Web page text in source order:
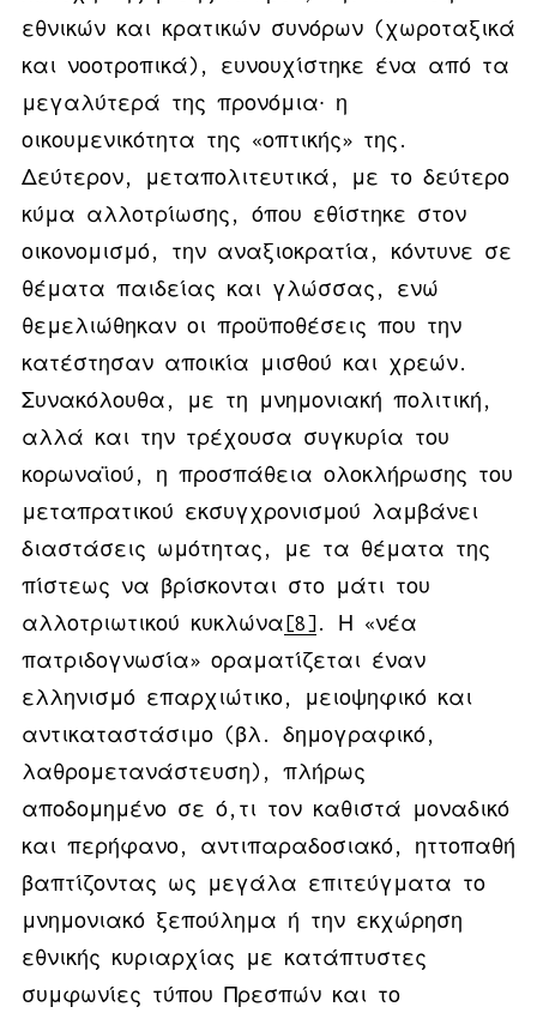
εθνικών και κρατικών συνόρων (χωροταξικά
και νοοτροπικά), ευνουχίστηκε ένα από τα
μεγαλύτερά της προνόμια∙ η
οικουμενικότητα της «οπτικής» της.
Δεύτερον, μεταπολιτευτικά, με το δεύτερο
κύμα αλλοτρίωσης, όπου εθίστηκε στον
οικονομισμό, την αναξιοκρατία, κόντυνε σε
θέματα παιδείας και γλώσσας, ενώ
θεμελιώθηκαν οι προϋποθέσεις που την
κατέστησαν αποικία μισθού και χρεών.
Συνακόλουθα, με τη μνημονιακή πολιτική,
αλλά και την τρέχουσα συγκυρία του
κορωναϊού, η προσπάθεια ολοκλήρωσης του
μεταπρατικού εκσυγχρονισμού λαμβάνει
διαστάσεις ωμότητας, με τα θέματα της
πίστεως να βρίσκονται στο μάτι του
αλλοτριωτικού κυκλώνα [8] . Η «νέα
πατριδογνωσία» οραματίζεται έναν
ελληνισμό επαρχιώτικο, μειοψηφικό και
αντικαταστάσιμο (βλ. δημογραφικό,
λαθρομετανάστευση), πλήρως
αποδομημένο σε ό,τι τον καθιστά μοναδικό
και περήφανο, αντιπαραδοσιακό, ηττοπαθή
βαπτίζοντας ως μεγάλα επιτεύγματα το
μνημονιακό ξεπούλημα ή την εκχώρηση
εθνικής κυριαρχίας με κατάπτυστες
συμφωνίες τύπου Πρεσπών και το